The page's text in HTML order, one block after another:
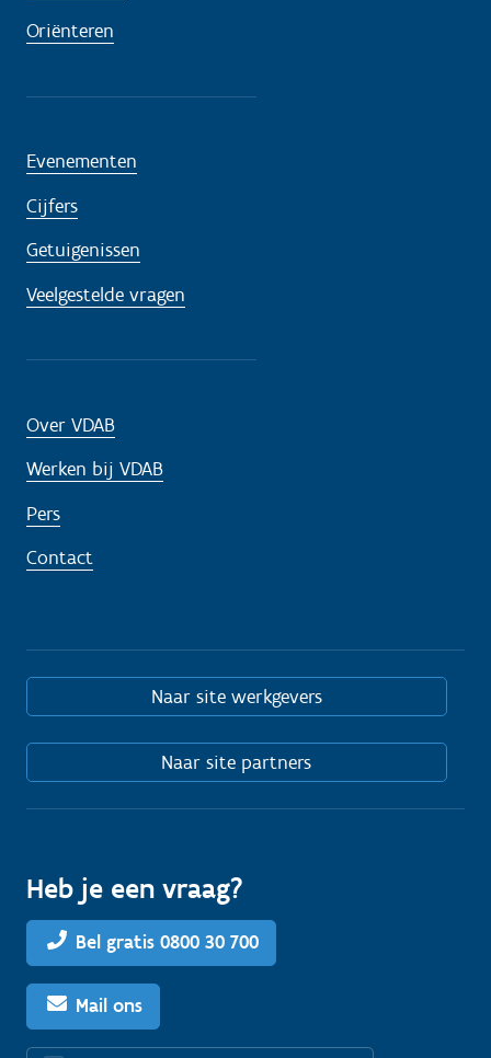
Oriënteren
Evenementen
Cijfers
Getuigenissen
Veelgestelde vragen
Over VDAB
Werken bij VDAB
Pers
Contact
Naar site werkgevers
Naar site partners
Heb je een vraag?
Bel gratis 0800 30 700
Mail ons